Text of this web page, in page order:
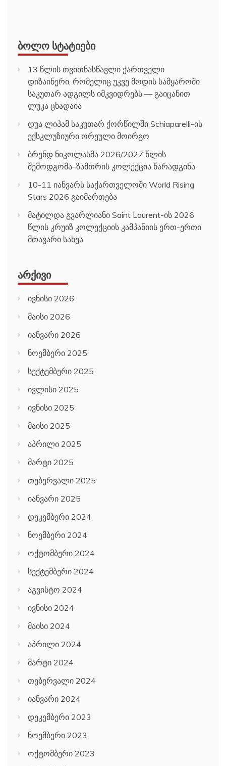
ᲑᲝᲚᲝ ᲡᲢᲐᲢᲘᲔᲑᲘ
13 წლის თვითნასწავლი ქართველი
დიზაინერი, რომელიც უკვე მოდის სამყაროში
საკუთარ ადგილს იმკვიდრებს — გაიცანით
ლუკა ცხადაია
დუა ლიპამ საკუთარ ქორწილში Schiaparelli-ის
ექსკლუზიური ორეული მოირგო
ბრენდ ნიკოლასმა 2026/2027 წლის
შემოდგომა–ზამთრის კოლექცია წარადგინა
10-11 იანვარს საქართველოში World Rising
Stars 2026 გაიმართება
მატილდა გვარლიანი Saint Laurent-ის 2026
წლის კრუიზ კოლექციის კამპანიის ერთ-ერთი
მთავარი სახეა
ᲐᲠᲥᲘᲕᲘ
ივნისი 2026
მაისი 2026
იანვარი 2026
ნოემბერი 2025
სექტემბერი 2025
ივლისი 2025
ივნისი 2025
მაისი 2025
აპრილი 2025
მარტი 2025
თებერვალი 2025
იანვარი 2025
დეკემბერი 2024
ნოემბერი 2024
ოქტომბერი 2024
სექტემბერი 2024
აგვისტო 2024
ივნისი 2024
მაისი 2024
აპრილი 2024
მარტი 2024
თებერვალი 2024
იანვარი 2024
დეკემბერი 2023
ნოემბერი 2023
ოქტომბერი 2023